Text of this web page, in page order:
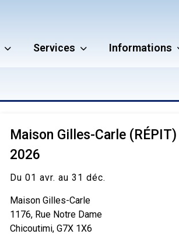
Services Informations
Maison Gilles-Carle (RÉPIT)
2026
Du 01 avr. au 31 déc.
Maison Gilles-Carle
1176, Rue Notre Dame
Chicoutimi, G7X 1X6